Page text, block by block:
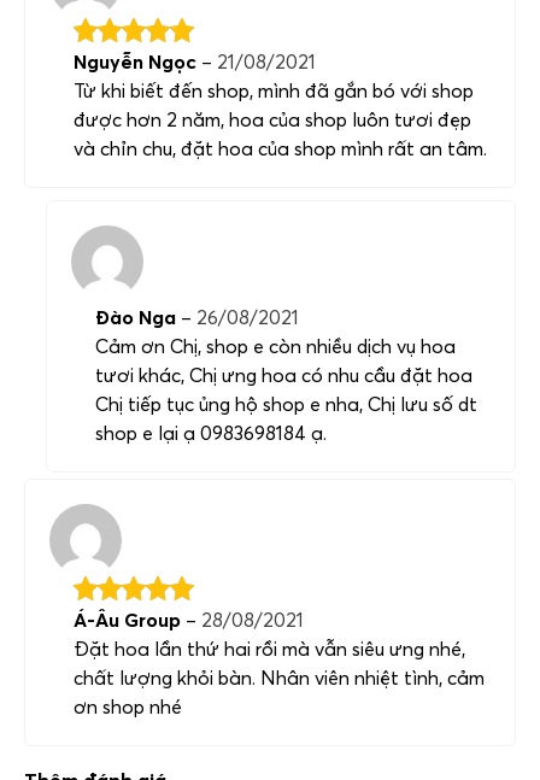
Nguyễn Ngọc – 21/08/2021
Từ khi biết đến shop, mình đã gắn bó với shop
được hơn 2 năm, hoa của shop luôn tươi đẹp
và chỉn chu, đặt hoa của shop mình rất an tâm.
Đào Nga – 26/08/2021
Cảm ơn Chị, shop e còn nhiều dịch vụ hoa
tươi khác, Chị ưng hoa có nhu cầu đặt hoa
Chị tiếp tục ủng hộ shop e nha, Chị lưu số dt
shop e lại ạ 0983698184 ạ.
Á-Âu Group – 28/08/2021
Đặt hoa lần thứ hai rồi mà vẫn siêu ưng nhé,
chất lượng khỏi bàn. Nhân viên nhiệt tình, cảm
ơn shop nhé